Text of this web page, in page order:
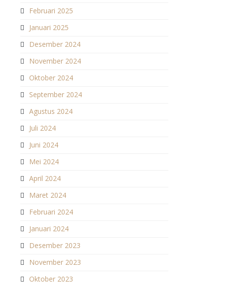
Februari 2025
Januari 2025
Desember 2024
November 2024
Oktober 2024
September 2024
Agustus 2024
Juli 2024
Juni 2024
Mei 2024
April 2024
Maret 2024
Februari 2024
Januari 2024
Desember 2023
November 2023
Oktober 2023